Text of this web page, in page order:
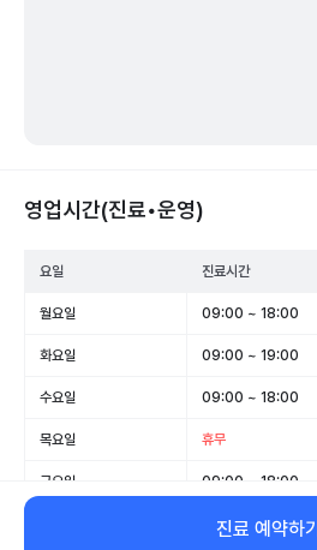
영업시간(진료•운영)
요일 진료시간
월요일 09:00 ~ 18:00
화요일 09:00 ~ 19:00
수요일 09:00 ~ 18:00
목요일 휴무
금요일 09:00 ~ 18:00
09:00 ~ 12:30
진료 예약하기